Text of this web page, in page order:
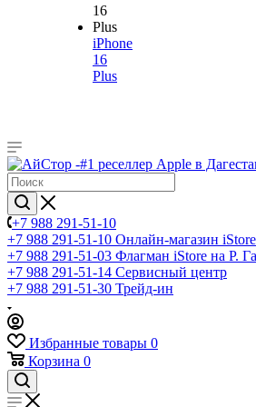
iPhone
16
Plus
+7 988 291-51-10
+7 988 291-51-10 Онлайн-магазин iStore
+7 988 291-51-03 Флагман iStore на Р.
+7 988 291-51-14 Сервисный центр
+7 988 291-51-30 Трейд-ин
Избранные товары 0
Корзина 0